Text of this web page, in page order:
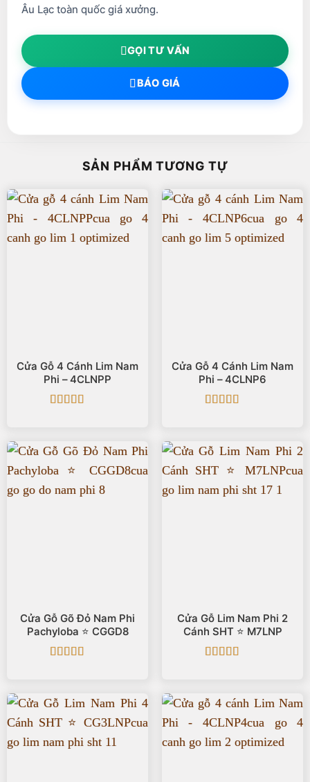
Âu Lạc toàn quốc giá xưởng.
GỌI TƯ VẤN
BÁO GIÁ
SẢN PHẨM TƯƠNG TỰ
Cửa Gỗ 4 Cánh Lim Nam
Phi – 4CLNPP
Cửa Gỗ 4 Cánh Lim Nam
Phi – 4CLNP6
Cửa Gỗ Gõ Đỏ Nam Phi
Pachyloba ⭐️ CGGD8
Cửa Gỗ Lim Nam Phi 2
Cánh SHT ⭐️ M7LNP